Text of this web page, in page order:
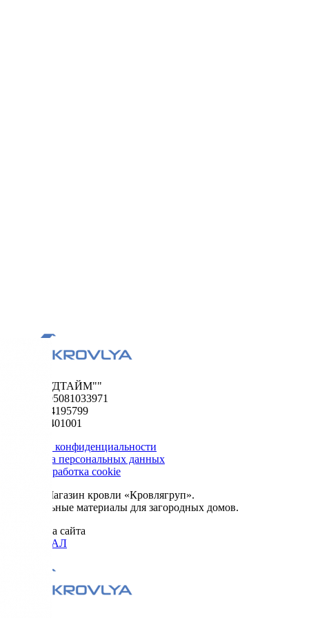
ООО "ФУДТАЙМ""
ОГРН 1195081033971
ИНН 5024195799
КПП 502401001
Политика конфиденциальности
Обработка персональных данных
Сбор и обработка cookie
© 2026. Магазин кровли «Кровлягруп».
Строительные материалы для загородных домов.
Разработка сайта
ОРИГИНАЛ